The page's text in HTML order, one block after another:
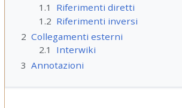
1.1
Riferimenti diretti
1.2 Riferimenti inversi
2 Collegamenti esterni
2.1
Interwiki
3 Annotazioni